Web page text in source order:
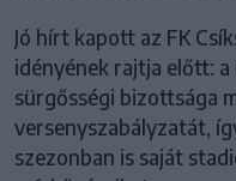
Jó hírt kapott az FK
idényének rajtja előtt:
sürgősségi bizottsága
versenyszabályzatát,
szezonban is saját